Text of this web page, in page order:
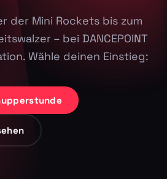
der Mini Rockets bis zum
– bei DANCEPOINT
Wähle deinen Einstieg: